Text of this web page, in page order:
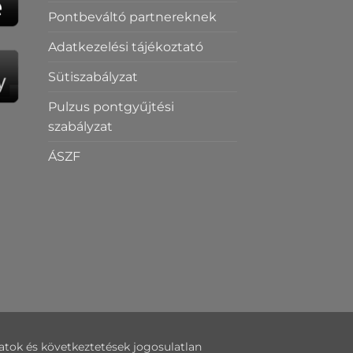
Pontbeváltó partnereknek
Adatkezelési tájékoztató
Sütiszabályzat
Pulzus pontgyűjtési
szabályzat
ÁSZF
és következtetések jogosulatlan